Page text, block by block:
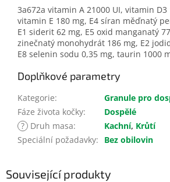
3a672a vitamin A 21000 UI, vitamin D3
vitamin E 180 mg, E4 síran měďnatý
E1 siderit 62 mg, E5 oxid manganatý
zinečnatý monohydrát 186 mg, E2
E8 selenin sodu 0,35 mg, taurin 1000
Doplňkové parametry
Kategorie:
Granule pro
Fáze života kočky:
Dospělé
? Druh masa: Kachní, Krůtí
Speciální požadavky: Bez obilovin
Související produkty